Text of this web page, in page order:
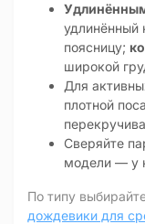
удлинённый
поясницу;
широкой
Для
плотной
Сверяйте
модели — у
По типу
дождевики для